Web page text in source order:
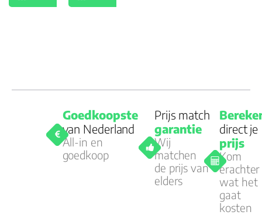
Goedkoopste
van Nederland
All-in en
goedkoop
Prijs match
garantie
Wij
matchen
de prijs van
elders
direct je
prijs
Kom
erachter
wat het
gaat
kosten